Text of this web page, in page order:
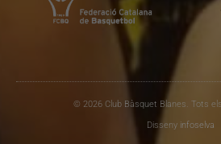
© 2026 Club Bàsquet Blanes. Tots
Disseny infoselva